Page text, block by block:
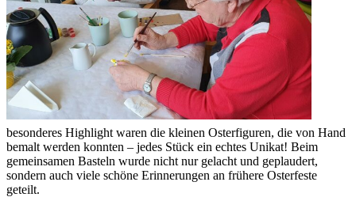
besonderes Highlight waren die kleinen Osterfiguren, die von Hand
bemalt werden konnten – jedes Stück ein echtes Unikat! Beim
gemeinsamen Basteln wurde nicht nur gelacht und geplaudert,
sondern auch viele schöne Erinnerungen an frühere Osterfeste
geteilt.